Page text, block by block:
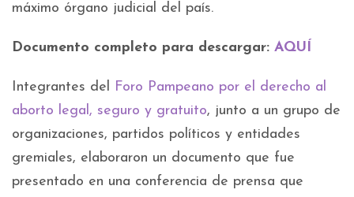
máximo órgano judicial del país.
Documento completo para descargar: AQUÍ
Integrantes del Foro Pampeano por el derecho al
aborto legal, seguro y gratuito, junto a un grupo de
organizaciones, partidos políticos y entidades
gremiales, elaboraron un documento que fue
presentado en una conferencia de prensa que